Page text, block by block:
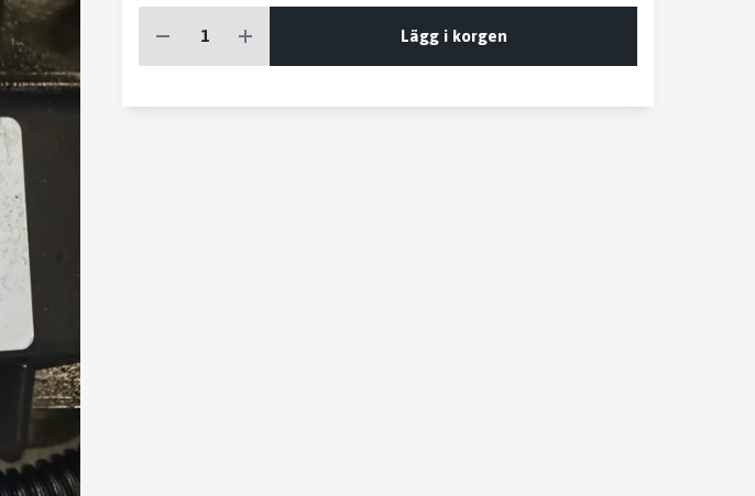
Lägg i korgen